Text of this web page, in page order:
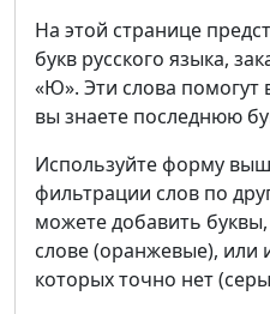
На этой странице
букв русского языка,
«Ю». Эти слова помогут
вы знаете последнюю
Используйте форму
фильтрации слов по
можете добавить
слове (оранжевые), или
которых точно нет